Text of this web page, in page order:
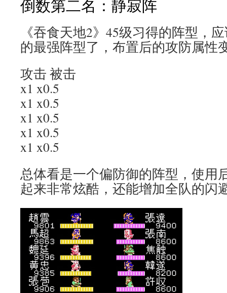
倒数第二名：静寂阵
《吞食天地2》45级习得的阵型，
的最强阵型了，布置后的攻防属性
攻击 被击
x1 x0.5
x1 x0.5
x1 x0.5
x1 x0.5
x1 x0.5
总体看是一个偏防御的阵型，使用
起来非常炫酷，还能增加全队的闪